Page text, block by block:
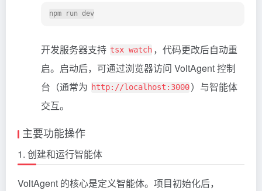
开发服务器支持 tsx watch ，代码更改后自动重
启。启动后，可通过浏览器访问 VoltAgent 控制
台（通常为 http://localhost:3000）与智能体
交互。
主要功能操作
1. 创建和运行智能体
VoltAgent 的核心是定义智能体。项目初始化后，